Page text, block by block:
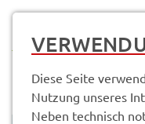
Diese Seite
Nutzung unseres
Neben technisch